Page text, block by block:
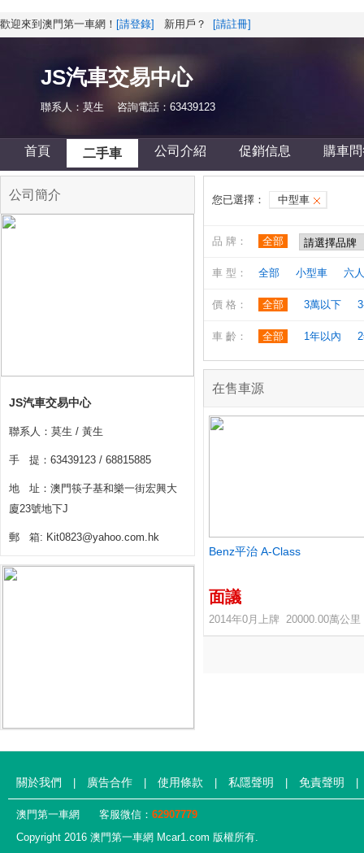
歡迎來到澳門第一車網！ [請登錄] 新用戶？ [請註冊]
JS汽車交易中心
聯系人：莫生 咨詢電話：63439123
首頁 二手車 公司介紹 促銷信息 購車
公司簡介
JS汽車交易中心
聯系人：莫生 / 黃生
手 提：63439123 / 68815885
地 址：澳門筷子基和樂一街宏興大
廈23號地下J
郵 箱: Kit0823@yahoo.com.hk
您已選擇： 中型車
品 牌： 全部
車 型： 全部 小型車 六
價 格： 全部 3萬以下
車 齡： 全部 1年以內
在售車源
Benz平治 A-Class
面議
2014年0月上牌 20000.00萬公里
關於我們 廣告合作 使用條款 私隱聲明 免責聲明
澳門第一車網 客服微信： 62907779
Copyright 2016 澳門第一車網 Mcar1.com 版權所有.